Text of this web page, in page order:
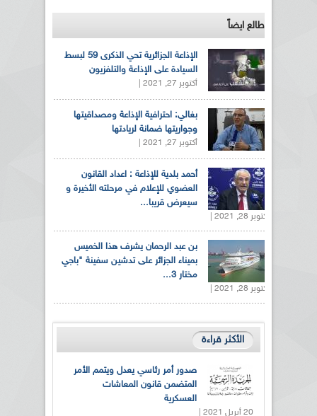
طالع ايضاً
الإذاعة الجزائرية تحي الذكرى 59 لبسط
السيادة على الإذاعة والتلفزيون
أكتوبر 27, 2021 |
بغالي: احترافية الإذاعة ومصداقيتها
وجواريتها ضمانة لريادتها
أكتوبر 27, 2021 |
أحمد بلدية للإذاعة : اعداد القانون
العضوي للإعلام في مرحلته الأخيرة و
سيعرض قريبا...
أكتوبر 28, 2021 |
بن عبد الرحمان يشرف هذا الخميس
بميناء الجزائر على تدشين سفينة "باجي
مختار 3...
أكتوبر 28, 2021 |
الأكثر قراءة
صدور أمر رئاسي يعدل ويتمم الأمر
المتضمن قانون المعاشات
العسكرية
20 أبريل 2021 |